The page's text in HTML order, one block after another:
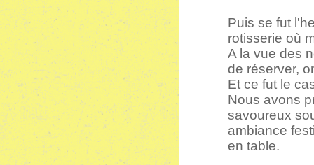
Puis se fut
rotisserie où
A la vue des
de réserver,
Et ce fut le
Nous avons
savoureux
ambiance
en table.